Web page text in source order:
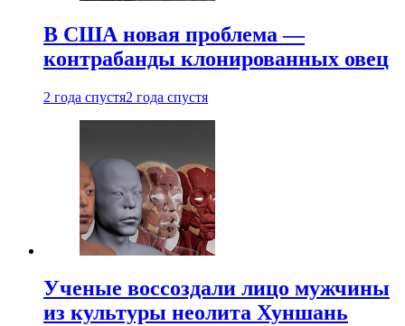
В США новая проблема —
контрабанды клонированных овец
2 года спустя2 года спустя
Ученые воссоздали лицо мужчины
из культуры неолита Хуншань